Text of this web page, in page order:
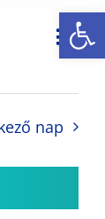
Nap
nap